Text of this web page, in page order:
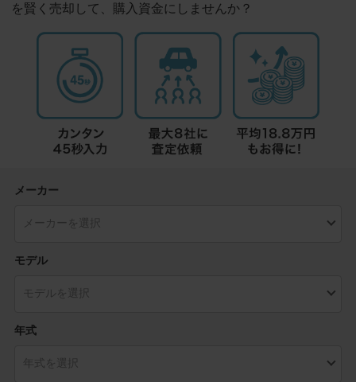
を賢く売却して、購入資金にしませんか？
メーカー
モデル
年式